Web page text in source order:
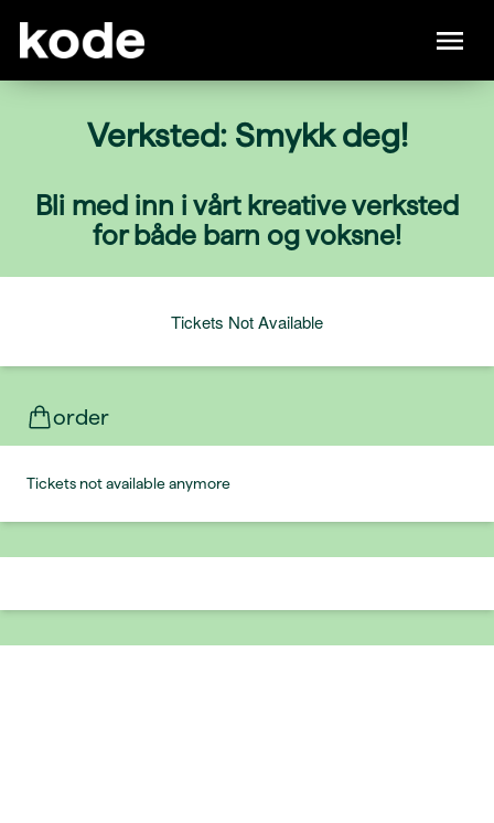
Verksted: Smykk deg!
Bli med inn i vårt kreative verksted
for både barn og voksne!
Tickets Not Available
order
Tickets not available anymore